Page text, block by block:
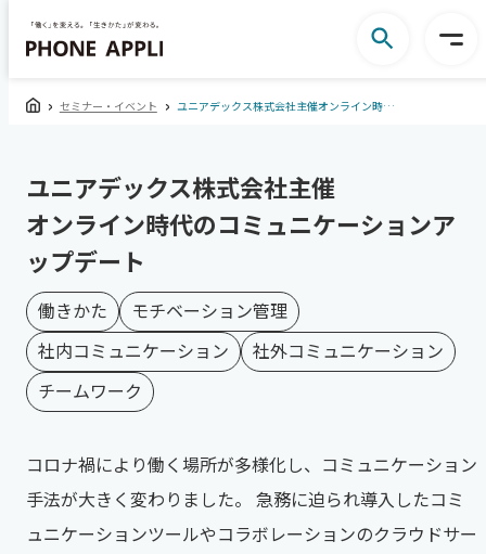
セミナー・イベント ユニアデックス株式会社主催オンライン時代のコミュニケーションアップデート
ユニアデックス株式会社主催
オンライン時代のコミュニケーションア
ップデート
働きかた
モチベーション管理
社内コミュニケーション
社外コミュニケーション
チームワーク
コロナ禍により働く場所が多様化し、コミュニケーション
手法が大きく変わりました。 急務に迫られ導入したコミ
ュニケーションツールやコラボレーションのクラウドサー